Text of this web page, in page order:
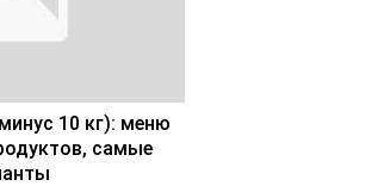
10 кг): меню
самые